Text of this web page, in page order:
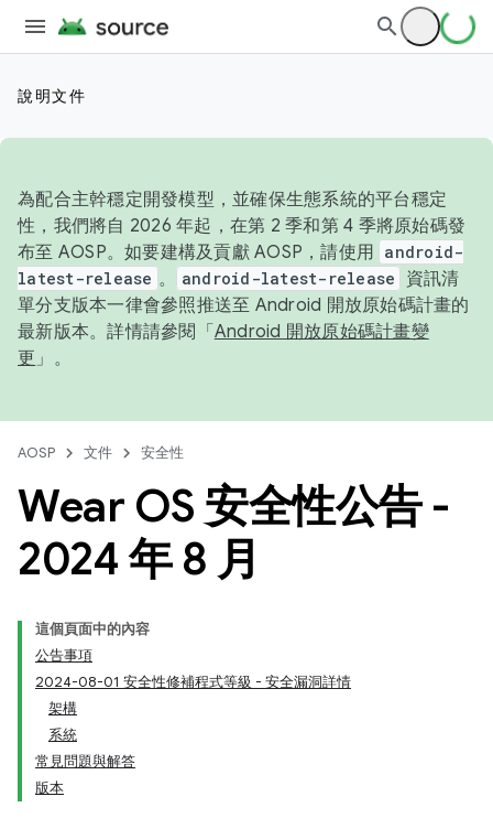
說明文件
為配合主幹穩定開發模型，並確保生態系統的平台穩定
性，我們將自 2026 年起，在第 2 季和第 4 季將原始碼發
布至 AOSP。如要建構及貢獻 AOSP，請使用 android-
latest-release 。 android-latest-release
資訊清
單分支版本一律會參照推送至 Android 開放原始碼計畫的
最新版本。詳情請參閱「 Android 開放原始碼計畫變
更 」。
AOSP 文件 安全性
Wear OS 安全性公告 -
2024 年 8 月
這個頁面中的內容
公告事項
2024-08-01 安全性修補程式等級 - 安全漏洞詳情
架構
系統
常見問題與解答
版本